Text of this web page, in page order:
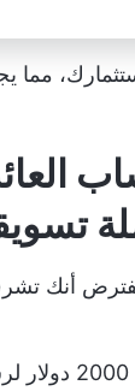
مما
أنك
تشمل النفقات